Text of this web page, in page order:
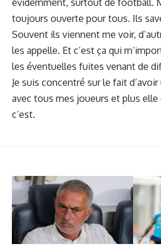
évidemment, surtout de football.
toujours ouverte pour tous. Ils
Souvent ils viennent me voir,
les appelle. Et c’est ça qui
les éventuelles fuites venant de
Je suis concentré sur le fait
avec tous mes joueurs et plus
c’est.